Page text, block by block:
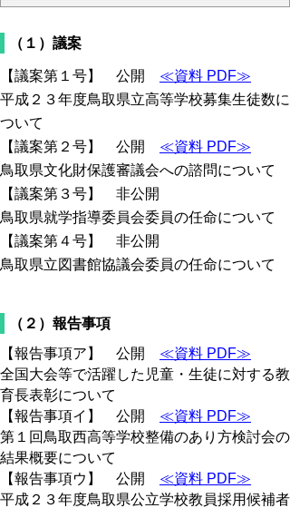
（１）議案
【議案第１号】 公開 ≪資料 PDF≫
平成２３年度鳥取県立高等学校募集生徒数に
ついて
【議案第２号】 公開 ≪資料 PDF≫
鳥取県文化財保護審議会への諮問について
【議案第３号】 非公開
鳥取県就学指導委員会委員の任命について
【議案第４号】 非公開
鳥取県立図書館協議会委員の任命について
（２）報告事項
【報告事項ア】 公開 ≪資料 PDF≫
全国大会等で活躍した児童・生徒に対する教
育長表彰について
【報告事項イ】 公開 ≪資料 PDF≫
第１回鳥取西高等学校整備のあり方検討会の
結果概要について
【報告事項ウ】 公開 ≪資料 PDF≫
平成２３年度鳥取県公立学校教員採用候補者